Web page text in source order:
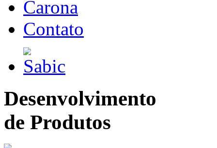
Carona
Contato
Desenvolvimento
de Produtos